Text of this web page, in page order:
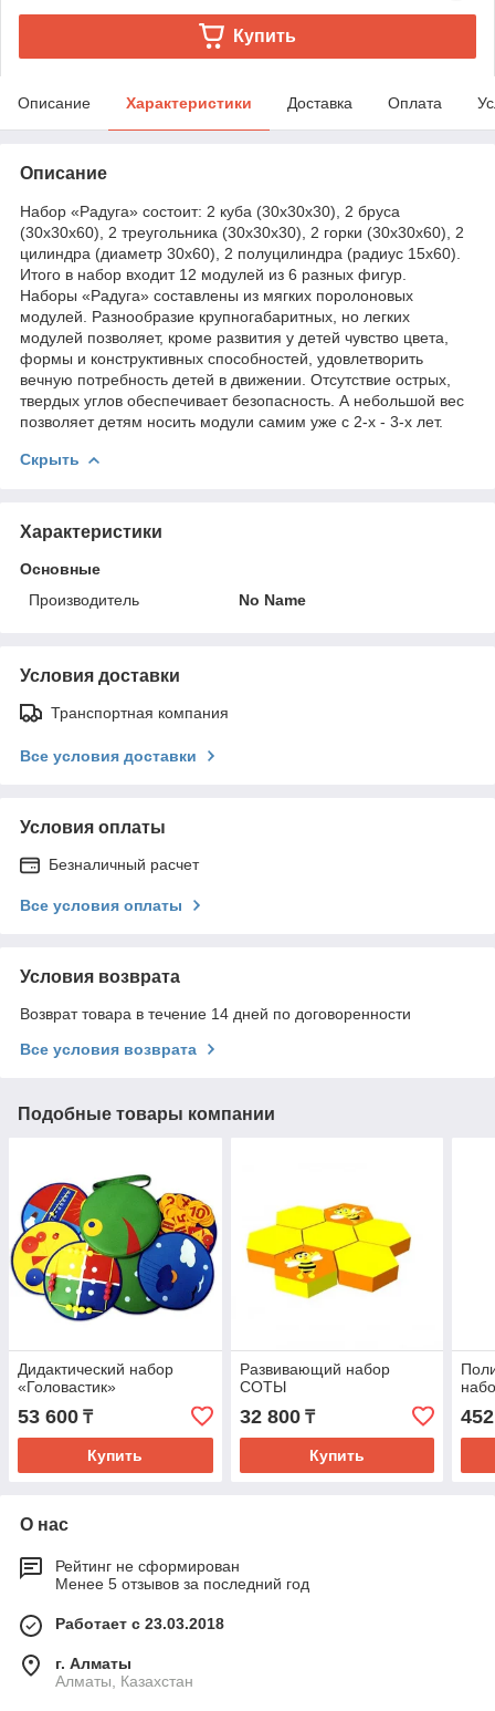
Купить
Описание Характеристики Доставка Оплата
Описание
Набор «Радуга» состоит: 2 куба (30х30х30), 2 бруса
(30х30х60), 2 треугольника (30х30х30), 2 горки (30х30х60), 2
цилиндра (диаметр 30х60), 2 полуцилиндра (радиус 15х60).
Итого в набор входит 12 модулей из 6 разных фигур.
Наборы «Радуга» составлены из мягких поролоновых
модулей. Разнообразие крупногабаритных, но легких
модулей позволяет, кроме развития у детей чувство цвета,
формы и конструктивных способностей, удовлетворить
вечную потребность детей в движении. Отсутствие острых,
твердых углов обеспечивает безопасность. А небольшой вес
позволяет детям носить модули самим уже с 2-х - 3-х лет.
Скрыть
Характеристики
Основные
Производитель
No Name
Условия доставки
Транспортная компания
Все условия доставки
Условия оплаты
Безналичный расчет
Все условия оплаты
Условия возврата
Возврат товара в течение 14 дней по договоренности
Все условия возврата
Подобные товары компании
Дидактический набор
«Головастик»
53 600 ₸
Купить
Развивающий набор
СОТЫ
32 800₸
Купить
О нас
Рейтинг не сформирован
Менее 5 отзывов за последний год
Работает с 23.03.2018
г. Алматы
Алматы, Казахстан